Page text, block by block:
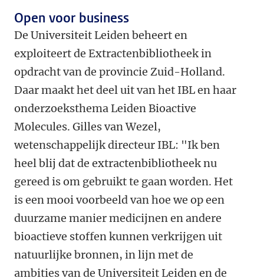
Open voor business
De Universiteit Leiden beheert en
exploiteert de Extractenbibliotheek in
opdracht van de provincie Zuid-Holland.
Daar maakt het deel uit van het IBL en haar
onderzoeksthema Leiden Bioactive
Molecules. Gilles van Wezel,
wetenschappelijk directeur IBL: "Ik ben
heel blij dat de extractenbibliotheek nu
gereed is om gebruikt te gaan worden. Het
is een mooi voorbeeld van hoe we op een
duurzame manier medicijnen en andere
bioactieve stoffen kunnen verkrijgen uit
natuurlijke bronnen, in lijn met de
ambities van de Universiteit Leiden en de